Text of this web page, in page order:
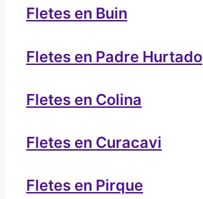
Fletes en Buin
Fletes en Padre Hurtado
Fletes en Colina
Fletes en Curacavi
Fletes en Pirque